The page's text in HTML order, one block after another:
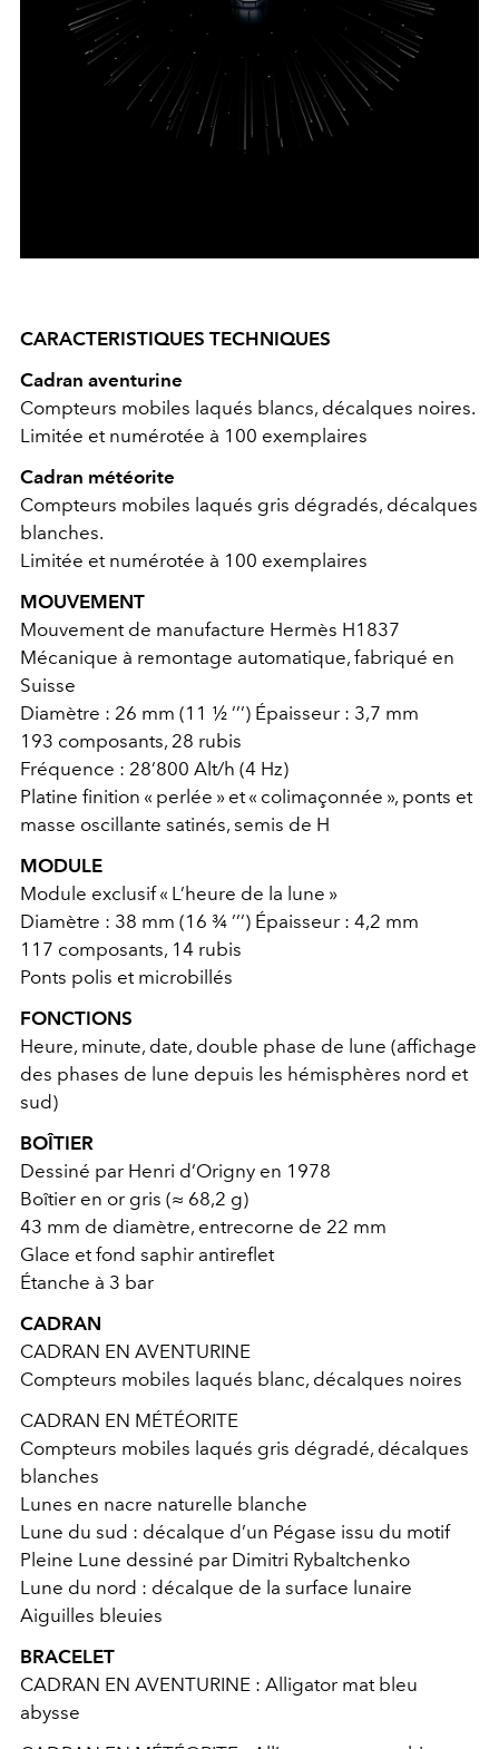
CARACTERISTIQUES TECHNIQUES
Cadran aventurine
Compteurs mobiles laqués blancs, décalques noires.
Limitée et numérotée à 100 exemplaires
Cadran météorite
Compteurs mobiles laqués gris dégradés, décalques
blanches.
Limitée et numérotée à 100 exemplaires
MOUVEMENT
Mouvement de manufacture Hermès H1837
Mécanique à remontage automatique, fabriqué en
Suisse
Diamètre : 26 mm (11 ½ ’’’) Épaisseur : 3,7 mm
193 composants, 28 rubis
Fréquence : 28’800 Alt/h (4 Hz)
Platine finition « perlée » et « colimaçonnée », ponts et
masse oscillante satinés, semis de H
MODULE
Module exclusif « L’heure de la lune »
Diamètre : 38 mm (16 ¾ ’’’) Épaisseur : 4,2 mm
117 composants, 14 rubis
Ponts polis et microbillés
FONCTIONS
Heure, minute, date, double phase de lune (affichage
des phases de lune depuis les hémisphères nord et
sud)
BOÎTIER
Dessiné par Henri d’Origny en 1978
Boîtier en or gris (≈ 68,2 g)
43 mm de diamètre, entrecorne de 22 mm
Glace et fond saphir antireflet
Étanche à 3 bar
CADRAN
CADRAN EN AVENTURINE
Compteurs mobiles laqués blanc, décalques noires
CADRAN EN MÉTÉORITE
Compteurs mobiles laqués gris dégradé, décalques
blanches
Lunes en nacre naturelle blanche
Lune du sud : décalque d’un Pégase issu du motif
Pleine Lune dessiné par Dimitri Rybaltchenko
Lune du nord : décalque de la surface lunaire
Aiguilles bleuies
BRACELET
CADRAN EN AVENTURINE : Alligator mat bleu
abysse